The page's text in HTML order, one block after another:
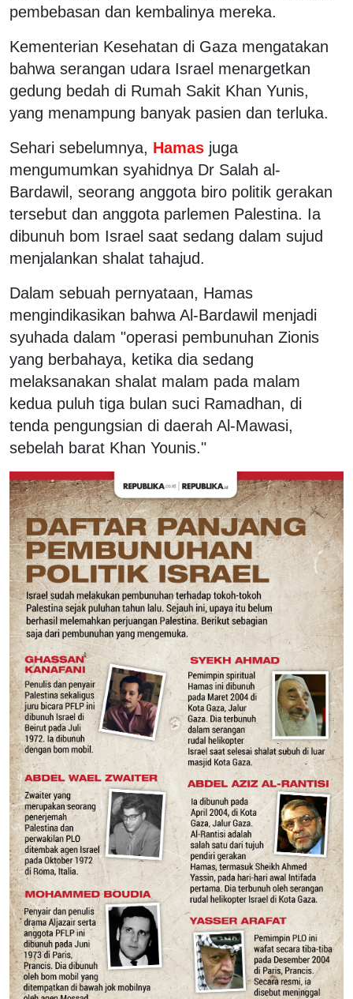
pembebasan dan kembalinya mereka.
Kementerian Kesehatan di Gaza mengatakan
bahwa serangan udara Israel menargetkan
gedung bedah di Rumah Sakit Khan Yunis,
yang menampung banyak pasien dan terluka.
Sehari sebelumnya, Hamas juga
mengumumkan syahidnya Dr Salah al-
Bardawil, seorang anggota biro politik gerakan
tersebut dan anggota parlemen Palestina. Ia
dibunuh bom Israel saat sedang dalam sujud
menjalankan shalat tahajud.
Dalam sebuah pernyataan, Hamas
mengindikasikan bahwa Al-Bardawil menjadi
syuhada dalam "operasi pembunuhan Zionis
yang berbahaya, ketika dia sedang
melaksanakan shalat malam pada malam
kedua puluh tiga bulan suci Ramadhan, di
tenda pengungsian di daerah Al-Mawasi,
sebelah barat Khan Younis."